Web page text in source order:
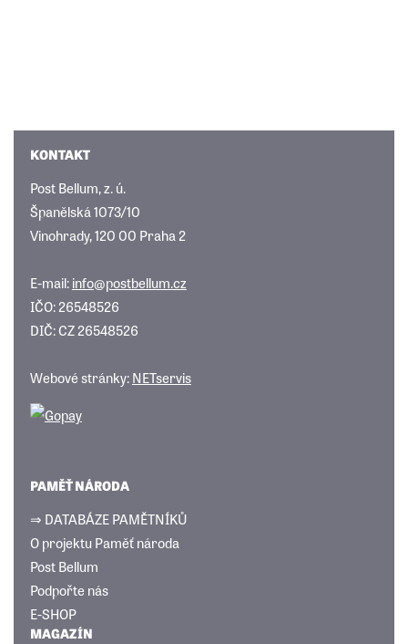
KONTAKT
Post Bellum, z. ú.
Španělská 1073/10
Vinohrady, 120 00 Praha 2
E-mail:info@postbellum.cz
IČO: 26548526
DIČ: CZ 26548526
Webové stránky:NETservis
PAMĚŤ NÁRODA
⇒ DATABÁZE PAMĚTNÍKŮ
O projektu Paměť národa
Post Bellum
Podpořte nás
E-SHOP
MAGAZÍN